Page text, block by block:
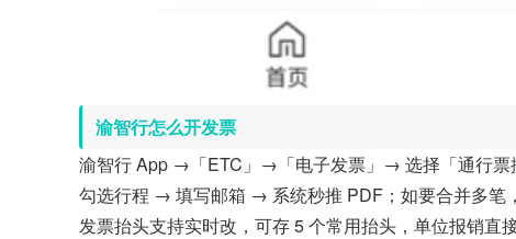
渝智行怎么开发票
渝智行 App →「ETC」→「电子发票」→ 选择「通行票
勾选行程 → 填写邮箱 → 系统秒推 PDF；如要合并多笔
发票抬头支持实时改，可存 5 个常用抬头，单位报销直接